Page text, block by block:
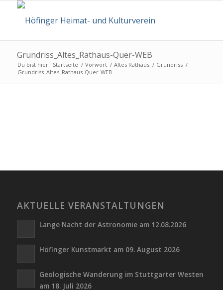
Grundriss_Altes_Rathaus-Quer-WEB
Du bist hier: Startseite / Vorwort / Altes Rathaus / Grundriss /
Grundriss_Altes_Rathaus-Quer-WEB
AKTUELLE VERANSTALTUNGEN
Lange Nacht der Astronomie am 12.08.2026
Höfinger Kunstmarkt am 09. August 2026
Geologische Wanderung im Stuttgarter Westen
am 18. Juli 2026